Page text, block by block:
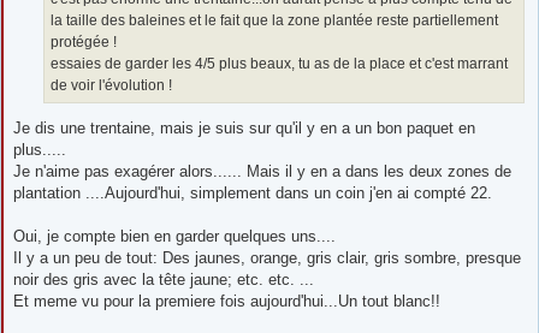
la taille des baleines et le fait que la zone plantée reste partiellement
protégée !
essaies de garder les 4/5 plus beaux, tu as de la place et c'est marrant
de voir l'évolution !
Je dis une trentaine, mais je suis sur qu'il y en a un bon paquet en
plus.....
Je n'aime pas exagérer alors...... Mais il y en a dans les deux zones de
plantation ....Aujourd'hui, simplement dans un coin j'en ai compté 22.
Oui, je compte bien en garder quelques uns....
Il y a un peu de tout: Des jaunes, orange, gris clair, gris sombre, presque
noir des gris avec la tête jaune; etc. etc. ...
Et meme vu pour la premiere fois aujourd'hui...Un tout blanc!!